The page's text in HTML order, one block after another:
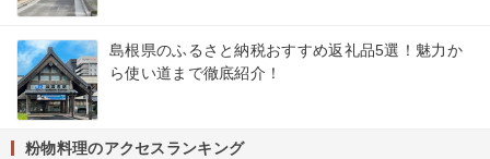
島根県のふるさと納税おすすめ返礼品5選！魅力か
ら使い道まで徹底紹介！
粉物料理のアクセスランキング